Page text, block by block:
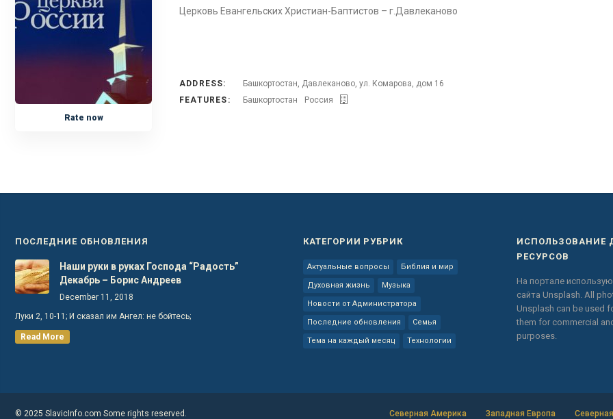
Rate now
Церковь Евангельских Христиан-Баптистов – г.Давлеканово
ADDRESS:
Башкортостан, Давлеканово, ул. Комарова, дом 16
FEATURES:
Башкортостан Россия
ПОСЛЕДНИЕ ОБНОВЛЕНИЯ
Наши руки в руках Господа “Радость”
Декабрь – Борис Андреев
December 11, 2018
Луки 2, 10-11; И сказал им Ангел: не бойтесь;
Read More
КАТЕГОРИИ РУБРИК
Актуальные вопросы Библия и мир
Духовная жизнь Музыка
Новости от Администратора
Последние обновления Семья
Тема на каждый месяц Технологии
ИСПОЛЬЗОВАНИЕ
РЕСУРСОВ
На портале
сайта Unsplash. All
Unsplash can be used
them for commercial
purposes.
Северная Америка Западная Европа
© 2025 SlavicInfo.com Some rights reserved.